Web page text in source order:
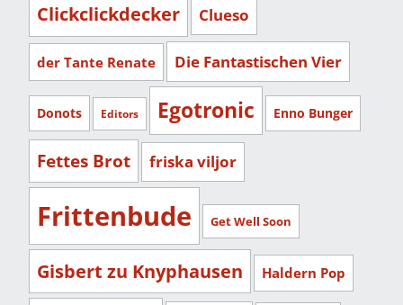
Clickclickdecker Clueso
der Tante Renate Die Fantastischen Vier
Donots Editors Egotronic Enno Bunger
Fettes Brot friska viljor
Frittenbude Get Well Soon
Gisbert zu Knyphausen Haldern Pop